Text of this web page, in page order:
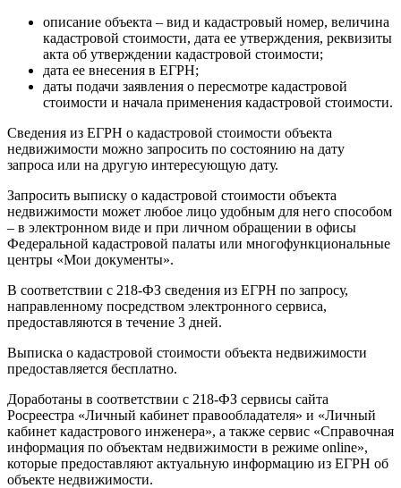
описание объекта – вид и кадастровый номер, величина
кадастровой стоимости, дата ее утверждения, реквизиты
акта об утверждении кадастровой стоимости;
дата ее внесения в ЕГРН;
даты подачи заявления о пересмотре кадастровой
стоимости и начала применения кадастровой стоимости.
Сведения из ЕГРН о кадастровой стоимости объекта
недвижимости можно запросить по состоянию на дату
запроса или на другую интересующую дату.
Запросить выписку о кадастровой стоимости объекта
недвижимости может любое лицо удобным для него способом
– в электронном виде и при личном обращении в офисы
Федеральной кадастровой палаты или многофункциональные
центры «Мои документы».
В соответствии с 218-ФЗ сведения из ЕГРН по запросу,
направленному посредством электронного сервиса,
предоставляются в течение 3 дней.
Выписка о кадастровой стоимости объекта недвижимости
предоставляется бесплатно.
Доработаны в соответствии с 218-ФЗ сервисы сайта
Росреестра «Личный кабинет правообладателя» и «Личный
кабинет кадастрового инженера», а также сервис «Справочная
информация по объектам недвижимости в режиме online»,
которые предоставляют актуальную информацию из ЕГРН об
объекте недвижимости.